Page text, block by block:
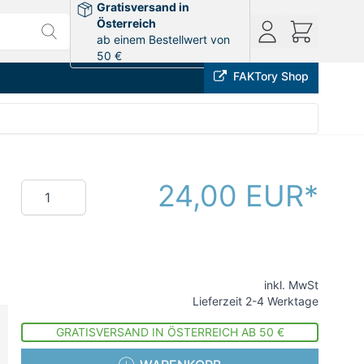
Gratisversand in
Österreich
ab einem Bestellwert von
50 €
FAKTory Shop
Menge 24,00 EUR
inkl. MwSt
Lieferzeit 2-4 Werktage
GRATISVERSAND IN ÖSTERREICH AB 50 €